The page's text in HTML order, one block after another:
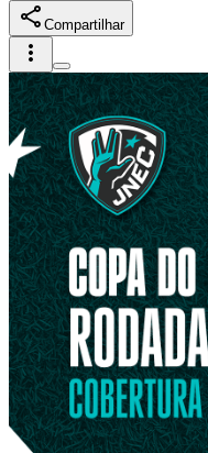
Compartilhar